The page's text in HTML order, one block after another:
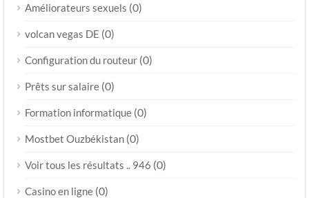
Améliorateurs sexuels (0)
volcan vegas DE (0)
Configuration du routeur (0)
Prêts sur salaire (0)
Formation informatique (0)
Mostbet Ouzbékistan (0)
Voir tous les résultats .. 946 (0)
Casino en ligne (0)